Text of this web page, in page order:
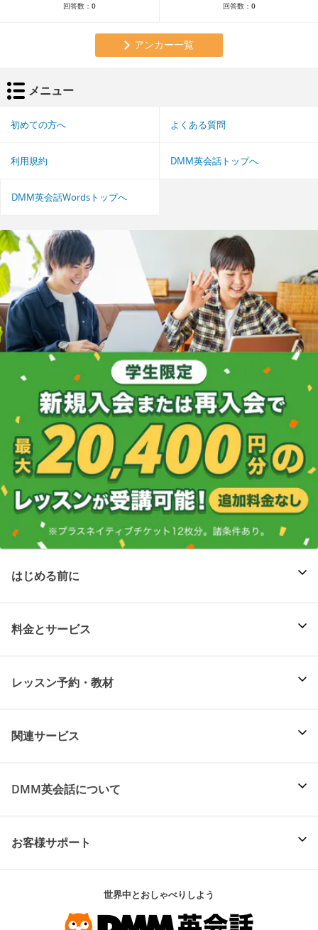
回答数： 0 回答数： 0
アンカー一覧
メニュー
初めての方へ よくある質問
利用規約 DMM英会話トップへ
DMM英会話Wordsトップへ
はじめる前に
料金とサービス
レッスン予約・教材
関連サービス
DMM英会話について
お客様サポート
世界中とおしゃべりしよう